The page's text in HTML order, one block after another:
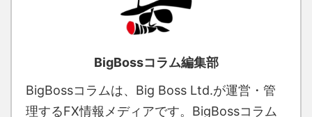
BigBossコラム編集部
BigBossコラムは、Big Boss Ltd.が運営・管
理するFX情報メディアです。BigBossコラム